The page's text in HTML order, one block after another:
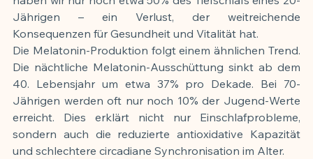
Jährigen – ein Verlust, der weitreichende
Konsequenzen für Gesundheit und Vitalität hat.
Die Melatonin-Produktion folgt einem ähnlichen Trend.
Die nächtliche Melatonin-Ausschüttung sinkt ab dem
40. Lebensjahr um etwa 37% pro Dekade. Bei 70-
Jährigen werden oft nur noch 10% der Jugend-Werte
erreicht. Dies erklärt nicht nur Einschlafprobleme,
sondern auch die reduzierte antioxidative Kapazität
und schlechtere circadiane Synchronisation im Alter.